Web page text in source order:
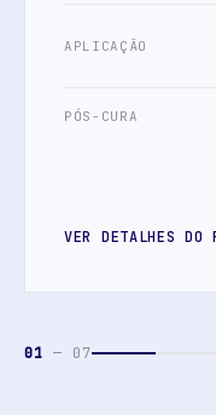
APLICAÇÃO
PÓS-CURA
VER DETALHES DO
01 — 07